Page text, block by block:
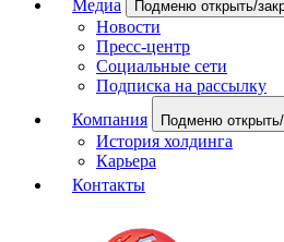
Медиа
Подменю открыть/
Новости
Пресс-центр
Социальные сети
Подписка на рассылку
Компания
Подменю
История холдинга
Карьера
Контакты